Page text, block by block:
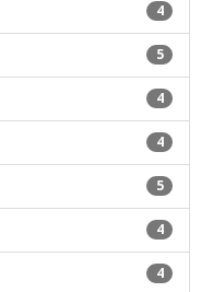
4
5
4
4
5
4
4